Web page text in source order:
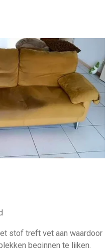
stof treft vet aan waardoor
beginnen te lijken.